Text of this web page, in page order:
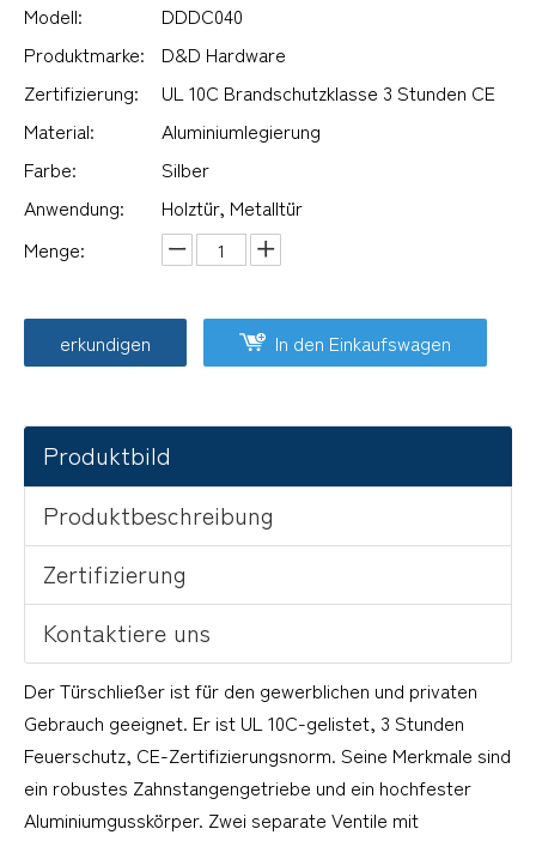
Modell:
DDDC040
Produktmarke:
D&D Hardware
Zertifizierung:
UL 10C Brandschutzklasse 3 Stunden CE
Material:
Aluminiumlegierung
Farbe:
Silber
Anwendung:
Holztür, Metalltür
Menge:
erkundigen In den Einkaufswagen
Produktbild
Produktbeschreibung
Zertifizierung
Kontaktiere uns
Der Türschließer ist für den gewerblichen und privaten
Gebrauch geeignet. Er ist UL 10C-gelistet, 3 Stunden
Feuerschutz, CE-Zertifizierungsnorm. Seine Merkmale sind
ein robustes Zahnstangengetriebe und ein hochfester
Aluminiumgusskörper. Zwei separate Ventile mit